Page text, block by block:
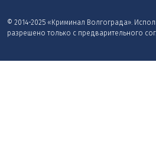
© 2014-2025 «Криминал Волгограда».
разрешено только с предварительного